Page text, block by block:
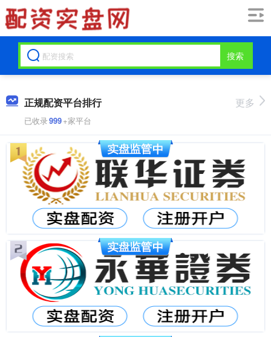
搜索
正规配资平台排行
已收录999+家平台
更多